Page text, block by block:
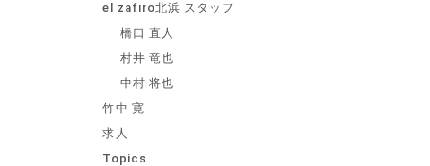
el zafiro北浜 スタッフ
橋口 直人
村井 竜也
中村 将也
竹中 寛
求人
Topics